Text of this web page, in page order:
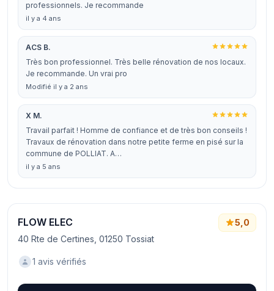
professionnels. Je recommande
il y a 4 ans
ACS B.
Très bon professionnel. Très belle rénovation de nos locaux.
Je recommande. Un vrai pro
Modifié il y a 2 ans
X M.
Travail parfait ! Homme de confiance et de très bon conseils !
Travaux de rénovation dans notre petite ferme en pisé sur la
commune de POLLIAT. A…
il y a 5 ans
FLOW ELEC
40 Rte de Certines, 01250 Tossiat
5,0
1 avis vérifiés